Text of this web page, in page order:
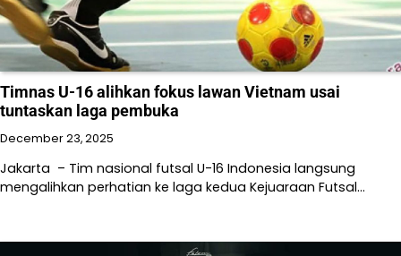
Timnas U-16 alihkan fokus lawan Vietnam usai
tuntaskan laga pembuka
December 23, 2025
Jakarta – Tim nasional futsal U-16 Indonesia langsung
mengalihkan perhatian ke laga kedua Kejuaraan Futsal…